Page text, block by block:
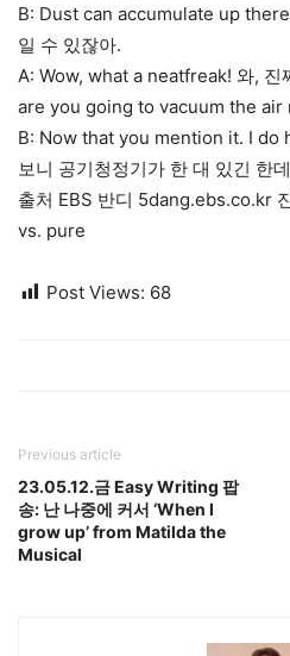
B: Dust can accumulate up
일 수 있잖아.
A: Wow, what a neatfreak! 와, 진
are you going to vacuum the air
B: Now that you mention it. I do
보니 공기청정기가 한 대 있긴 한
출처 EBS 반디 5dang.ebs.co.kr
vs. pure
Post Views: 68
Previous article
23.05.12.금 Easy Writing 팝
송: 난 나중에 커서 ‘When I
grow up’ from Matilda the
Musical